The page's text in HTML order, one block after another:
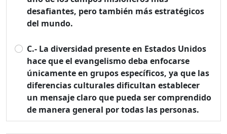
desafiantes, pero también más estratégicos
del mundo.
C.- La diversidad presente en Estados Unidos
hace que el evangelismo deba enfocarse
únicamente en grupos específicos, ya que las
diferencias culturales dificultan establecer
un mensaje claro que pueda ser comprendido
de manera general por todas las personas.